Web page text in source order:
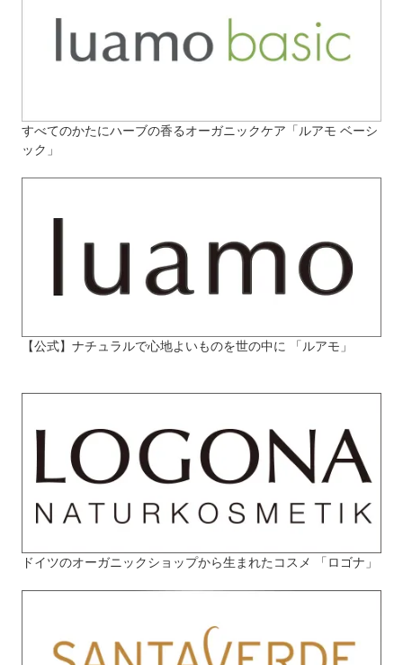
すべてのかたにハーブの香るオーガニックケア「ルアモ ベーシ
ック」
【公式】ナチュラルで心地よいものを世の中に 「ルアモ」
ドイツのオーガニックショップから生まれたコスメ 「ロゴナ」